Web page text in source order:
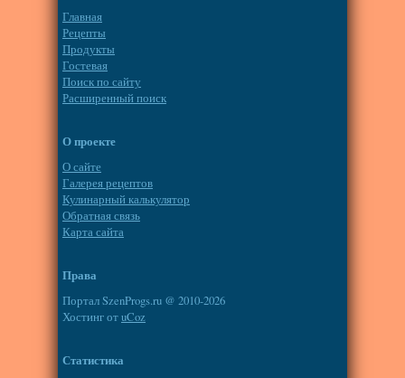
Главная
Рецепты
Продукты
Гостевая
Поиск по сайту
Расширенный поиск
О проекте
О сайте
Галерея рецептов
Кулинарный калькулятор
Обратная связь
Карта сайта
Права
Портал SzenProgs.ru @ 2010-2026
Хостинг отuCoz
Статистика